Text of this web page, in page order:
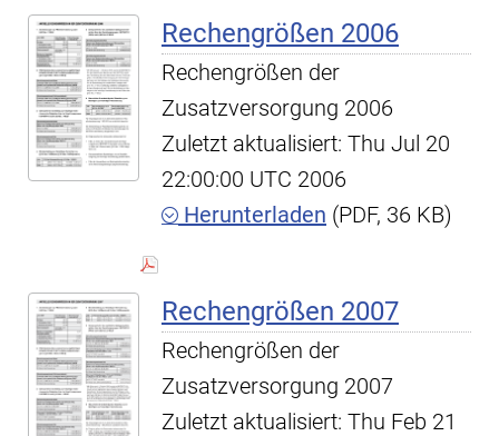
Rechengrößen 2006
Rechengrößen der
Zusatzversorgung 2006
Zuletzt aktualisiert: Thu Jul 20
22:00:00 UTC 2006
Herunterladen (PDF, 36 KB)
Rechengrößen 2007
Rechengrößen der
Zusatzversorgung 2007
Zuletzt aktualisiert: Thu Feb 21